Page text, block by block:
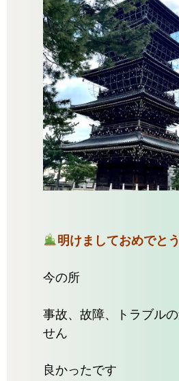
明けましておめでと
今の所
事故、故障、トラブル
せん
良かったです